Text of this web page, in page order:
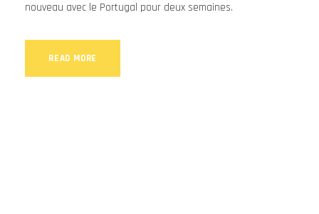
nouveau avec le Portugal pour deux semaines.
READ MORE